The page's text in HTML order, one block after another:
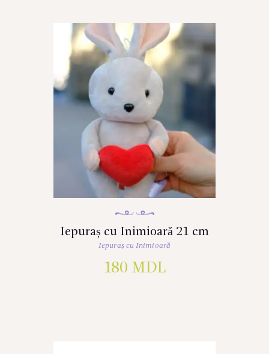
Iepuraș cu Inimioară 21 cm
Iepuraș cu Inimioară
180 MDL